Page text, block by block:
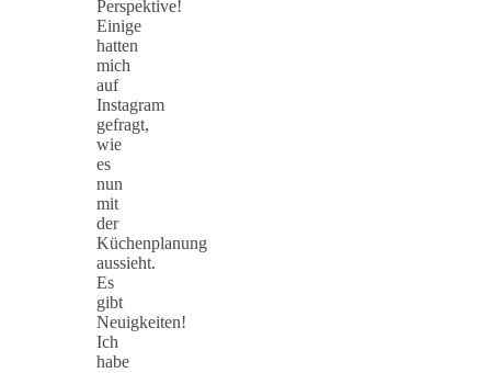
Perspektive!
Einige
hatten
mich
auf
Instagram
gefragt,
wie
es
nun
mit
der
Küchenplanung
aussieht.
Es
gibt
Neuigkeiten!
Ich
habe